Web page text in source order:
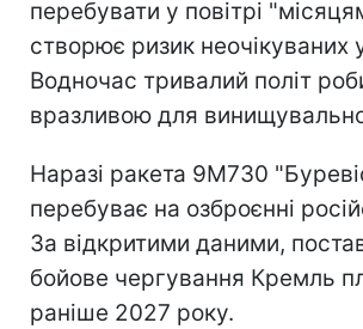
перебувати у повітрі
створює ризик неочікуваних
Водночас тривалий політ
вразливою для
Наразі ракета 9М730
перебуває на озброєнні
За відкритими даними,
бойове чергування Кремль
раніше 2027 року.